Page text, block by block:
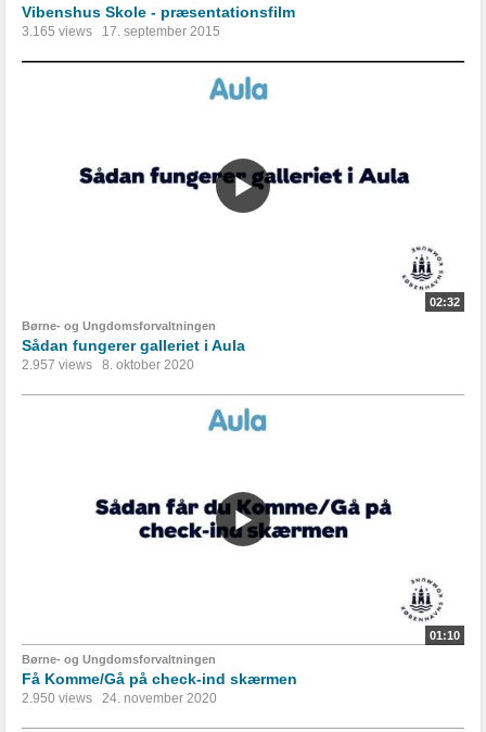
Vibenshus Skole - præsentationsfilm
3.165 views 17. september 2015
02:32
Børne- og Ungdomsforvaltningen
Sådan fungerer galleriet i Aula
2.957 views 8. oktober 2020
01:10
Børne- og Ungdomsforvaltningen
Få Komme/Gå på check-ind skærmen
2.950 views 24. november 2020